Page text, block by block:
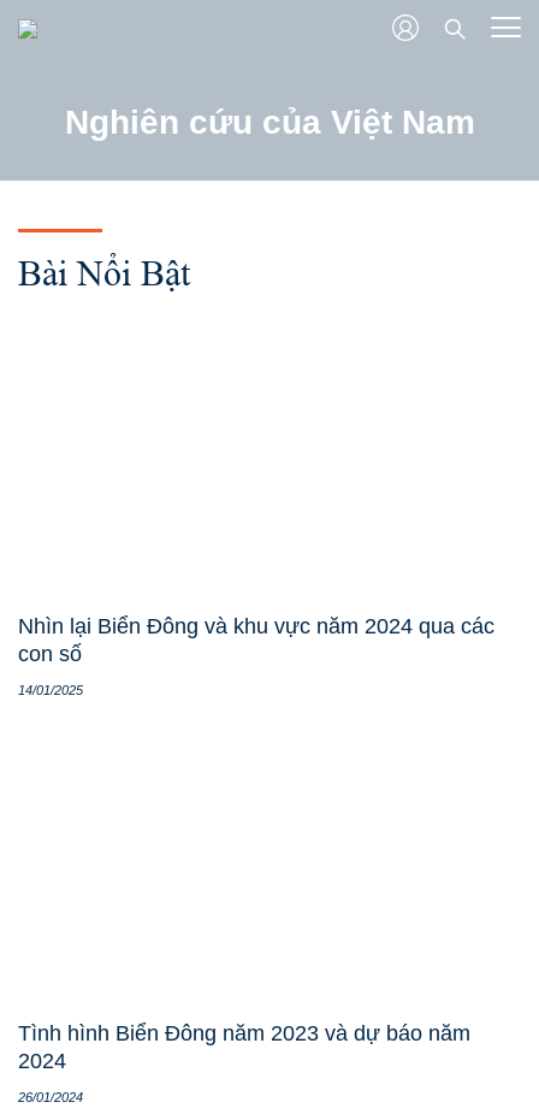
Nghiên cứu của Việt Nam
Bài Nổi Bật
Nhìn lại Biển Đông và khu vực năm 2024 qua các
con số
14/01/2025
Tình hình Biển Đông năm 2023 và dự báo năm
2024
26/01/2024